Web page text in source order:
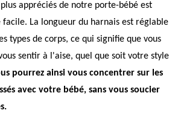
appréciés de notre porte-bébé est
facile. La longueur du harnais est réglable
types de corps, ce qui signifie que vous
sentir à l'aise, quel que soit votre style
pourrez ainsi vous concentrer sur les
avec votre bébé, sans vous soucier